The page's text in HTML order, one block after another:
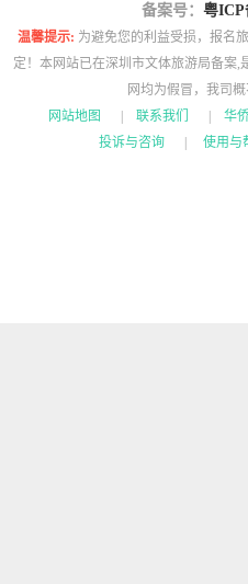
备案号： 粤ICP
温馨提示: 为避免您的利益受损，报名
定！本网站已在深圳市文体旅游局备案
网均为假冒，我司概
网站地图
|联系我们 |华
投诉与咨询
|使用与